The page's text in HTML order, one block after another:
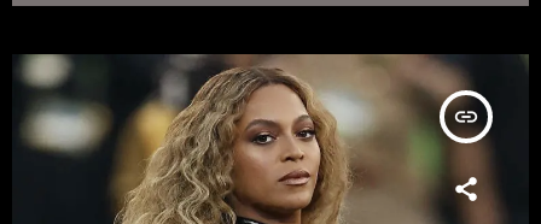
insert_link